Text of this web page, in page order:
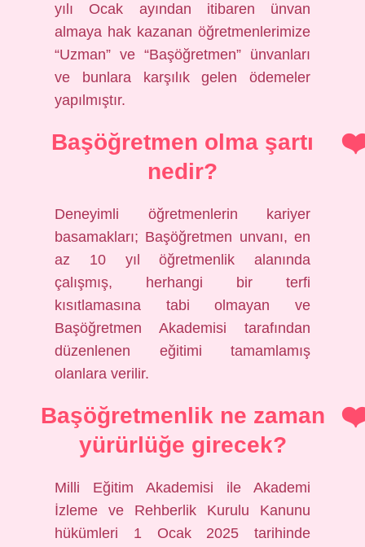
yılı Ocak ayından itibaren ünvan
almaya hak kazanan öğretmenlerimize
“Uzman” ve “Başöğretmen” ünvanları
ve bunlara karşılık gelen ödemeler
yapılmıştır.
Başöğretmen olma şartı
nedir?
Deneyimli öğretmenlerin kariyer
basamakları; Başöğretmen unvanı, en
az 10 yıl öğretmenlik alanında
çalışmış, herhangi bir terfi
kısıtlamasına tabi olmayan ve
Başöğretmen Akademisi tarafından
düzenlenen eğitimi tamamlamış
olanlara verilir.
Başöğretmenlik ne zaman
yürürlüğe girecek?
Milli Eğitim Akademisi ile Akademi
İzleme ve Rehberlik Kurulu Kanunu
hükümleri 1 Ocak 2025 tarihinde